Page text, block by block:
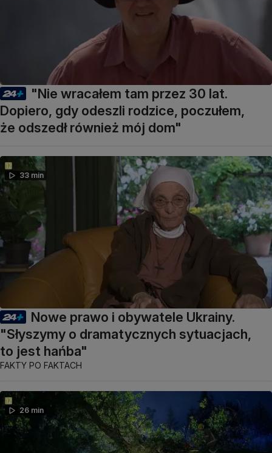
"Nie wracałem tam przez 30 lat.
Dopiero, gdy odeszli rodzice, poczułem,
że odszedł również mój dom"
33 min
Nowe prawo i obywatele Ukrainy.
"Słyszymy o dramatycznych sytuacjach,
to jest hańba"
FAKTY PO FAKTACH
26 min